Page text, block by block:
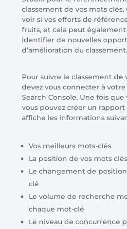
classement de vos mots clés.
voir si vos efforts de
fruits, et cela peut également
identifier de nouvelles
d’amélioration du classement.
Pour suivre le classement de
devez vous connecter à
Search Console. Une fois que
vous pouvez créer un
affiche les informations
Vos meilleurs mots-clés
La position de vos mots clés
Le changement de
clé
Le volume de recherche
chaque mot-clé
Le niveau de concurrence